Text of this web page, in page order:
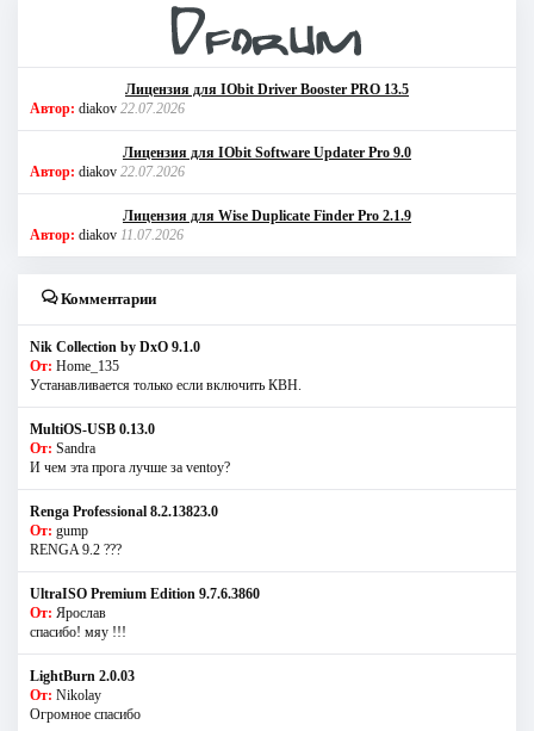
Лицензия для IObit Driver Booster PRO 13.5
Автор: diakov 22.07.2026
Лицензия для IObit Software Updater Pro 9.0
Автор: diakov 22.07.2026
Лицензия для Wise Duplicate Finder Pro 2.1.9
Автор: diakov 11.07.2026
Комментарии
Nik Collection by DxO 9.1.0
От: Home_135
Устанавливается только если включить КВН.
MultiOS-USB 0.13.0
От: Sandra
И чем эта прога лучше за ventoy?
Renga Professional 8.2.13823.0
От: gump
RENGA 9.2 ???
UltraISO Premium Edition 9.7.6.3860
От: Ярослав
спасибо! мяу !!!
LightBurn 2.0.03
От: Nikolay
Огромное спасибо